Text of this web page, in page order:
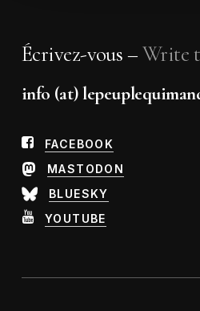
Écrivez-vous –Write
info (at)
FACEBOOK
MASTODON
BLUESKY
YOUTUBE